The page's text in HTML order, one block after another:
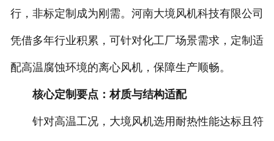
风机知识
新闻中心
联系我们
行，非标定制成为刚需。河南大境风机科技有限公司
凭借多年行业积累，可针对化工厂场景需求，定制适
配高温腐蚀环境的离心风机，保障生产顺畅。
核心定制要点：材质与结构适配
针对高温工况，大境风机选用耐热性能达标且符